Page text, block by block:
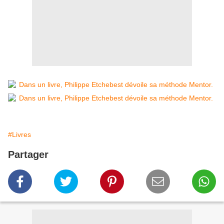
#Livres
Partager